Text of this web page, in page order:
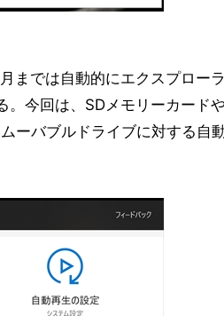
までは自動的にエクスプロー
今回は、SDメモリーカード
ーバブルドライブに対する自